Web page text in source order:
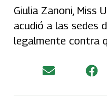
Giulia Zanoni, Miss
acudió a las sedes
legalmente contra